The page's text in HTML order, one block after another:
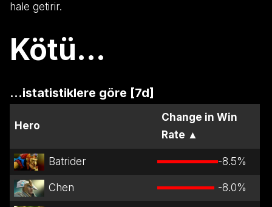
hale getirir.
Kötü...
...istatistiklere göre [7d]
Hero
Change in Win
Rate ▲
Batrider -8.5%
Chen -8.0%